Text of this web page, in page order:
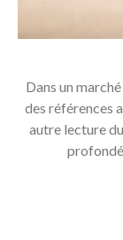
Dans un
des références
autre lecture